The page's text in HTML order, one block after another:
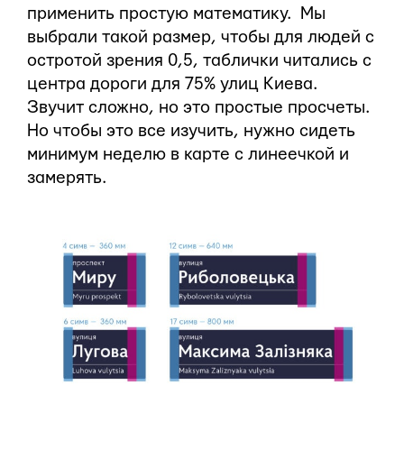
применить простую математику. Мы
выбрали такой размер, чтобы для людей с
остротой зрения 0,5, таблички читались с
центра дороги для 75% улиц Киева.
Звучит сложно, но это простые просчеты.
Но чтобы это все изучить, нужно сидеть
минимум неделю в карте с линеечкой и
замерять.